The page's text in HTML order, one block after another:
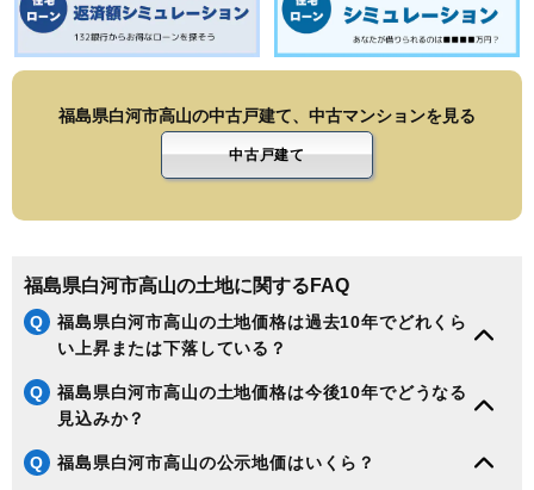
福島県白河市高山の中古戸建て、中古マンションを見る
中古戸建て
福島県白河市高山の土地に関するFAQ
Q
福島県白河市高山の土地価格は過去10年でどれくら
い上昇または下落している？
Q
福島県白河市高山の土地価格は今後10年でどうなる
見込みか？
Q 福島県白河市高山の公示地価はいくら？